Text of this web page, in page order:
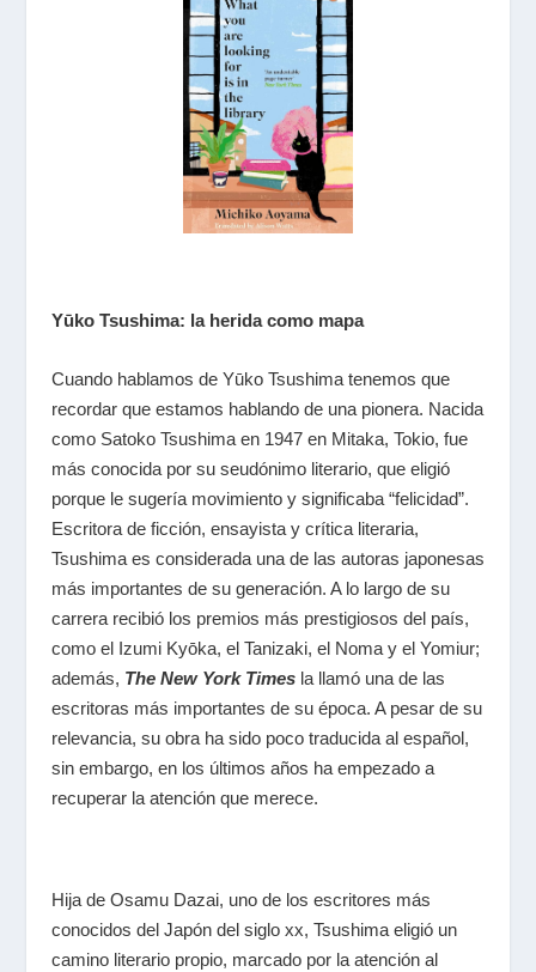
Yūko Tsushima: la herida como mapa
Cuando hablamos de Yūko Tsushima tenemos que
recordar que estamos hablando de una pionera. Nacida
como Satoko Tsushima en 1947 en Mitaka, Tokio, fue
más conocida por su seudónimo literario, que eligió
porque le sugería movimiento y significaba “felicidad”.
Escritora de ficción, ensayista y crítica literaria,
Tsushima es considerada una de las autoras japonesas
más importantes de su generación. A lo largo de su
carrera recibió los premios más prestigiosos del país,
como el Izumi Kyōka, el Tanizaki, el Noma y el Yomiur;
además, The New York Timesla llamó una de las
escritoras más importantes de su época. A pesar de su
relevancia, su obra ha sido poco traducida al español,
sin embargo, en los últimos años ha empezado a
recuperar la atención que merece.
Hija de Osamu Dazai, uno de los escritores más
conocidos del Japón del siglo xx, Tsushima eligió un
camino literario propio, marcado por la atención al